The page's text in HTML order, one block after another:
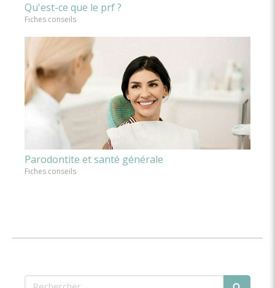
Qu'est-ce que le prf ?
Fiches conseils
Parodontite et santé générale
Fiches conseils
Rechercher